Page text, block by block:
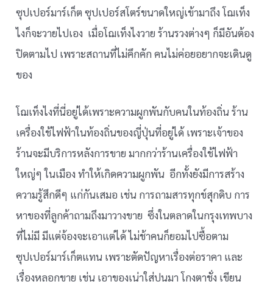
ซุปเปอร์มาร์เก็ต ซุปเปอร์สโตร์ขนาดใหญ่เข้ามาถึง โฌเท็ง
ไงก็จะวายไปเอง เมื่อโฌเท็งไงวาย ร้านรวงต่างๆ ก็มีอันต้อง
ปิดตามไป เพราะสถานที่ไม่คึกคัก คนไม่ค่อยอยากจะเดินดู
ของ
โฌเท็งไงที่นี่อยู่ได้เพราะความผูกพันกับคนในท้องถิ่น ร้าน
เครื่องใช้ไฟฟ้าในท้องถิ่นของญี่ปุ่นที่อยู่ได้ เพราะเจ้าของ
ร้านจะมีบริการหลังการขาย มากกว่าร้านเครื่องใช้ไฟฟ้า
ใหญ่ๆ ในเมือง ทำให้เกิดความผูกพัน อีกทั้งยังมีการสร้าง
ความรู้สึกดีๆ แก่กันเสมอ เช่น การถามสารทุกข์สุกดิบ การ
หาของที่ลูกค้าถามถึงมาวางขาย ซึ่งในตลาดในกรุงเทพบาง
ที่ไม่มี มีแต่จ้องจะเอาแต่ได้ ไม่ช้าคนก็ยอมไปซื้อตาม
ซุปเปอร์มาร์เก็ตแทน เพราะตัดปัญหาเรื่องต่อราคา และ
เรื่องหลอกขาย เช่น เอาของเน่าใส่ปนมา โกงตาชั่ง เขียน